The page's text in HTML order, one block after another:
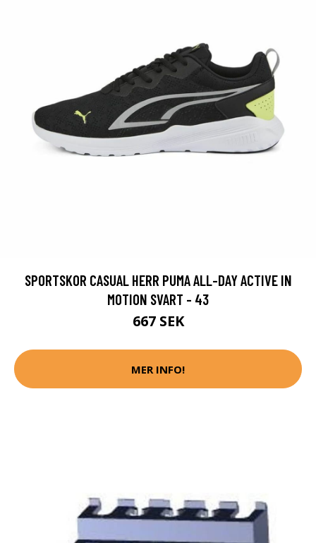
SPORTSKOR CASUAL HERR PUMA ALL-DAY ACTIVE IN
MOTION SVART - 43
667 SEK
MER INFO!